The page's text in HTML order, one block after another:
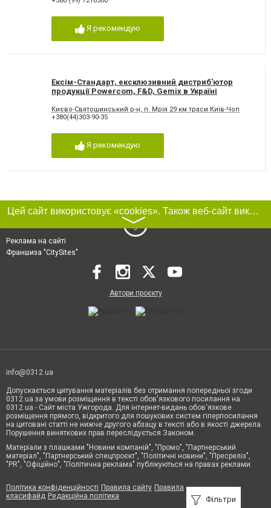
Я рекомендую
Ексім-Стандарт, ексклюзивний дистриб'ютор
продукції Powercom, F&D, Gemix в Україні
Києво-Святошинський р-н, п. Мрія 29 км траси Київ-Чоп
+380(44)303-90-35
Я рекомендую
Фільтри
Цей сайт використовує «cookies». Також веб-сайт використовує інтернет-сервіс для збору технічних даних стосовно відвідувачів з метою отримання маркетингової та статистичної інформації. Умови обробки даних відвідувачів сайту див.
〉
Реклама на сайті
Франшиза "CitySites"
Автори проєкту
info@0312.ua
Допускається цитування матеріалів без отримання попередньої згоди
0312.ua за умови розміщення в тексті обов'язкового посилання на
0312.ua - Сайт міста Ужгорода. Для інтернет-видань обов'язкове
розміщення прямого, відкритого для пошукових систем гіперпосилання
на цитовані статті не нижче другого абзацу в тексті або в якості джерела.
Порушення виняткових прав переслідується Законом.
Матеріали з плашками "Новини компаній", "Промо", "Партнерський
матеріал", "Партнерський спецпроєкт", "Політичні новини", "Пресреліз",
"PR", "Офіційно", "Політична реклама" публікуються на правах реклами.
Політика конфіденційності Правила сайту Правила
класифайд Редакційна політика